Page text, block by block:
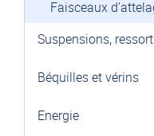
Faisceaux
Suspensions,
Béquilles et vérins
Energie